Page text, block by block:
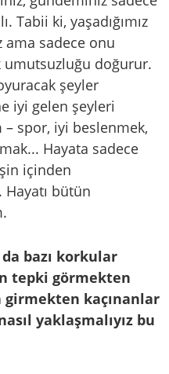
Tabii ki, yaşadığımız
ama sadece onu
umutsuzluğu doğurur.
şeyler
iyi gelen şeyleri
– spor, iyi beslenmek,
Hayata sadece
içinden
Hayatı bütün
bazı korkular
tepki görmekten
kaçınanlar
yaklaşmalıyız bu